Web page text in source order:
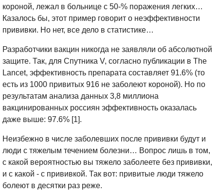
короной, лежал в больнице с 50-% поражения легких…
Казалось бы, этот пример говорит о неэффективности
прививки. Но нет, все дело в статистике…
Разработчики вакцин никогда не заявляли об абсолютной
защите. Так, для Спутника V, согласно публикации в The
Lancet, эффективность препарата составляет 91.6% (то
есть из 1000 привитых 916 не заболеют короной). Но по
результатам анализа данных 3,8 миллиона
вакцинированных россиян эффективность оказалась
даже выше: 97.6% [1].
Неизбежно в числе заболевших после прививки будут и
люди с тяжелым течением болезни… Вопрос лишь в том,
с какой вероятностью вы тяжело заболеете без прививки,
и с какой - с прививкой. Так вот: привитые люди тяжело
болеют в десятки раз реже.